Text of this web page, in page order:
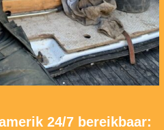
24/7 bereikbaar: